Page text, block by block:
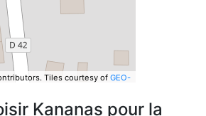
Tiles courtesy of GEO-
Kananas pour la